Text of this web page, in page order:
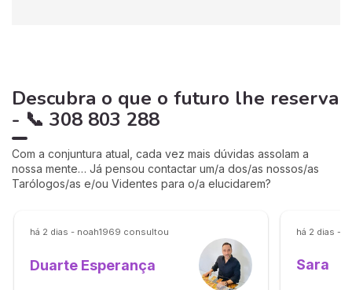
Descubra o que o futuro lhe reserva
- 📞 308 803 288
Com a conjuntura atual, cada vez mais dúvidas assolam a
nossa mente… Já pensou contactar um/a dos/as nossos/as
Tarólogos/as e/ou Videntes para o/a elucidarem?
há 2 dias - noah1969 consultou
Duarte Esperança
há 2 dias -
Sara